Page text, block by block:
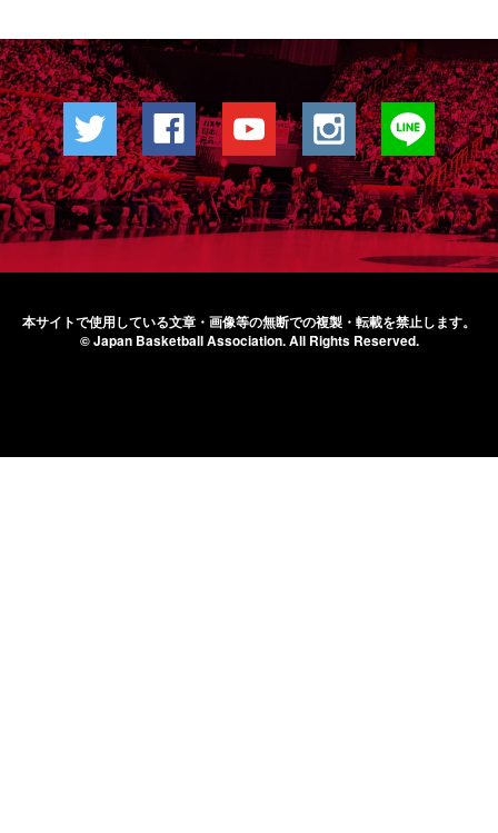
本サイトで使用している文章・画像等の無断での複製・転載を禁止します。
© Japan Basketball Association.All Rights Reserved.